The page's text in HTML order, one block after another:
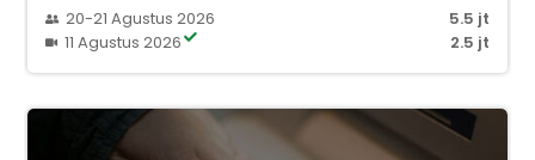
20-21 Agustus 2026
5.5 jt
11 Agustus 2026
2.5 jt